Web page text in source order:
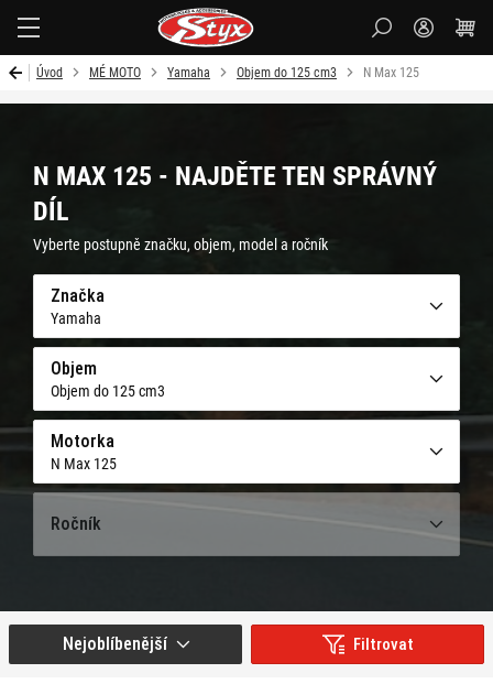
Úvod MÉ MOTO Yamaha Objem do 125 cm3 N Max 125
N MAX 125 - NAJDĚTE TEN SPRÁVNÝ
DÍL
Vyberte postupně značku, objem, model a ročník
Značka
Yamaha
Objem
Objem do 125 cm3
Motorka
N Max 125
Ročník
Filtrovat
Nejoblíbenější